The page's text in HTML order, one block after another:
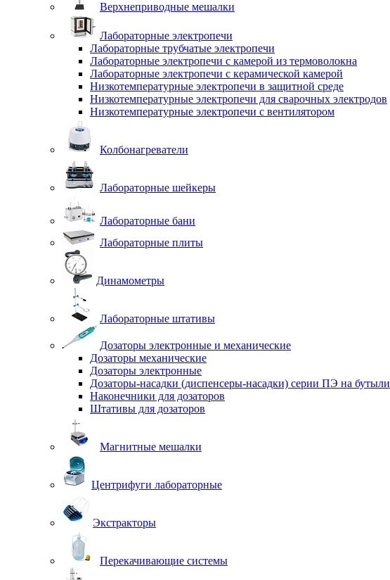
Верхнеприводные мешалки
Лабораторные электропечи
Лабораторные трубчатые электропечи
Лабораторные электропечи с камерой из термоволокна
Лабораторные электропечи с керамической камерой
Низкотемпературные электропечи в защитной среде
Низкотемпературные электропечи для cварочных электродов
Низкотемпературные электропечи с вентилятором
Колбонагреватели
Лабораторные шейкеры
Лабораторные бани
Лабораторные плиты
Динамометры
Лабораторные штативы
Дозаторы электронные и механические
Дозаторы механические
Дозаторы электронные
Дозаторы-насадки (диспенсеры-насадки) серии ПЭ на бутыли
Наконечники для дозаторов
Штативы для дозаторов
Магнитные мешалки
Центрифуги лабораторные
Экстракторы
Перекачивающие системы